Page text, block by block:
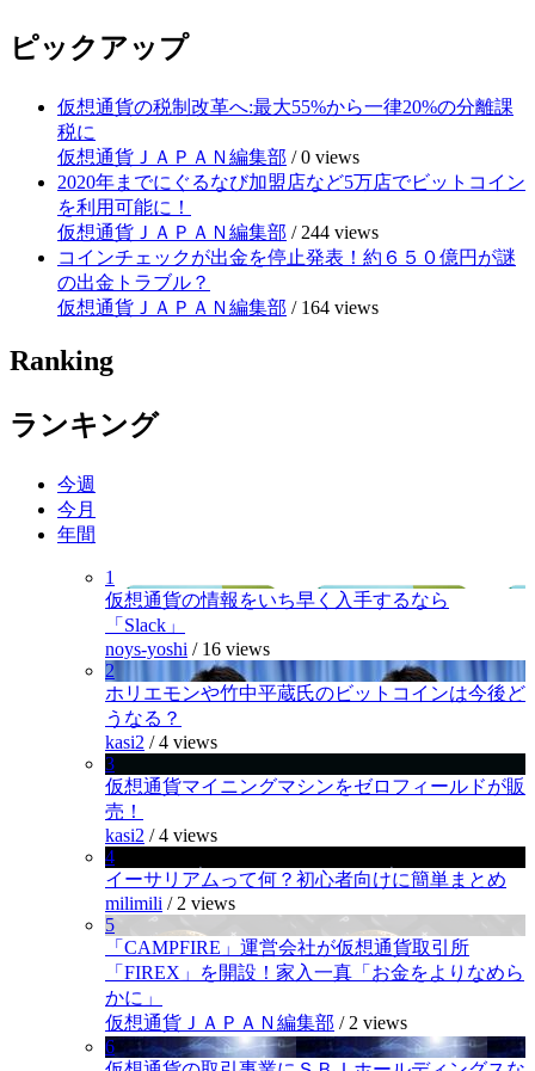
ピックアップ
仮想通貨の税制改革へ:最大55%から一律20%の分離課
税に
仮想通貨ＪＡＰＡＮ編集部 /0 views
2020年までにぐるなび加盟店など5万店でビットコイン
を利用可能に！
仮想通貨ＪＡＰＡＮ編集部 / 244 views
コインチェックが出金を停止発表！約６５０億円が謎
の出金トラブル？
仮想通貨ＪＡＰＡＮ編集部 / 164 views
Ranking
ランキング
今週
今月
年間
1
仮想通貨の情報をいち早く入手するなら
「Slack」
noys-yoshi / 16 views
2
ホリエモンや竹中平蔵氏のビットコインは今後ど
うなる？
kasi2 /4 views
3
仮想通貨マイニングマシンをゼロフィールドが販
売！
kasi2 /4 views
4
イーサリアムって何？初心者向けに簡単まとめ
milimili / 2 views
5
「CAMPFIRE」運営会社が仮想通貨取引所
「FIREX」を開設！家入一真「お金をよりなめら
かに」
仮想通貨ＪＡＰＡＮ編集部 / 2 views
6